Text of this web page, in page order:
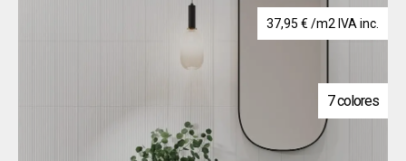
37,95 € /m2 IVA inc.
7 colores